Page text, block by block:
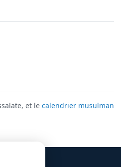
et le calendrier musulman